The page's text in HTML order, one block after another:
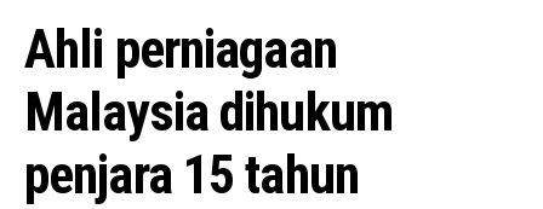
Ahli perniagaan
Malaysia dihukum
penjara 15 tahun